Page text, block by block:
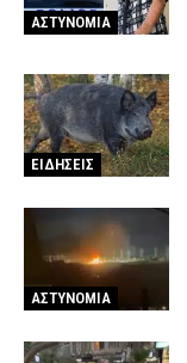
ΑΣΤΥΝΟΜΙΑ
ΕΙΔΗΣΕΙΣ
ΑΣΤΥΝΟΜΙΑ